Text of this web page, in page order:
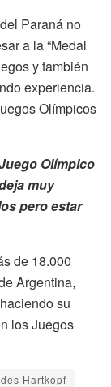
Paraná no
a la “Medal
y también
experiencia.
Olímpicos
Olímpico
muy
pero estar
de 18.000
Argentina,
su
los Juegos
Hartkopf